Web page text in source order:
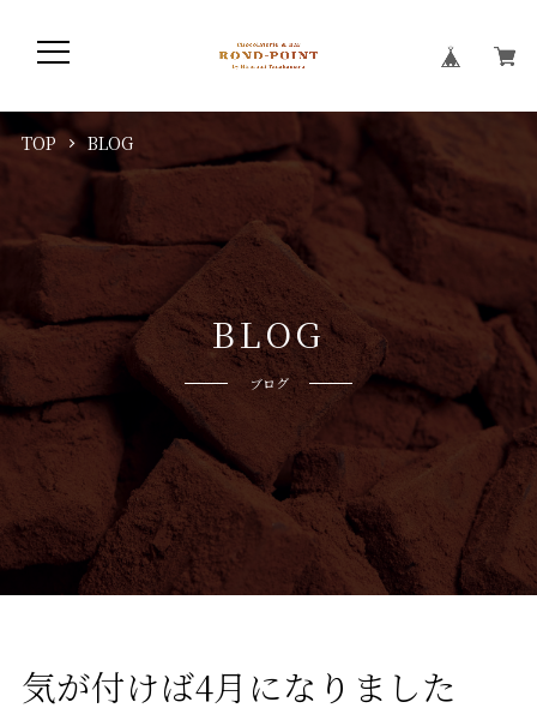
BLOG
ブログ
TOP BLOG
気が付けば4月になりました